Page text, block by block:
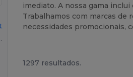
imediato. A nossa gama
Trabalhamos com marcas de
necessidades promocionais,
1297 resultados.